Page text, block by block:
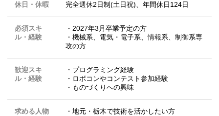
休日・休暇 完全週休2日制(土日祝)、年間休日124日
必須スキ
ル・経験
・2027年3月卒業予定の方
・機械系、電気・電子系、情報系、制御系専
攻の方
歓迎スキ
ル・経験
・プログラミング経験
・ロボコンやコンテスト参加経験
・ものづくりへの興味
求める人物 ・地元・栃木で技術を活かしたい方